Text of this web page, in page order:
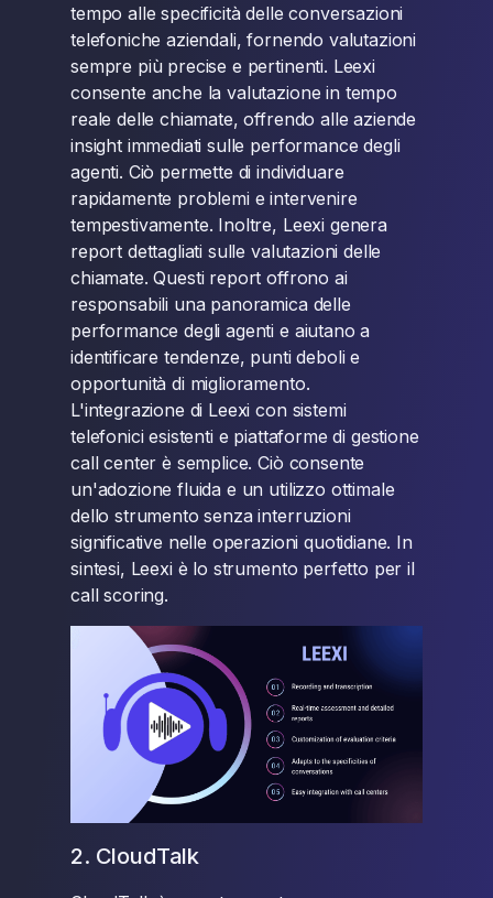
tempo alle specificità delle conversazioni
telefoniche aziendali, fornendo valutazioni
sempre più precise e pertinenti. Leexi
consente anche la valutazione in tempo
reale delle chiamate, offrendo alle aziende
insight immediati sulle performance degli
agenti. Ciò permette di individuare
rapidamente problemi e intervenire
tempestivamente. Inoltre, Leexi genera
report dettagliati sulle valutazioni delle
chiamate. Questi report offrono ai
responsabili una panoramica delle
performance degli agenti e aiutano a
identificare tendenze, punti deboli e
opportunità di miglioramento.
L'integrazione di Leexi con sistemi
telefonici esistenti e piattaforme di gestione
call center è semplice. Ciò consente
un'adozione fluida e un utilizzo ottimale
dello strumento senza interruzioni
significative nelle operazioni quotidiane. In
sintesi, Leexi è lo strumento perfetto per il
call scoring.
2. CloudTalk